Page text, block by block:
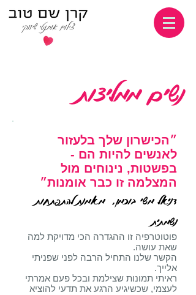
נשים ממליצות
״הכישרון שלך בלעזור
לאנשים להיות הם -
בפשטות, נינוחים מול
המצלמה זו כבר אומנות״
דניאל משי בוכמן, מאמנת להתפתחות
נשמתית
פוטוטרפיה זו ההגדרה הכי מדויקת למה
שאת עושה.
הקשר שלנו התחיל הרבה לפני שפניתי
אלייך.
ראיתי תמונות שצילמת ובכל פעם אמרתי
לעצמי, שכשיגיע הרגע את תדעי להוציא